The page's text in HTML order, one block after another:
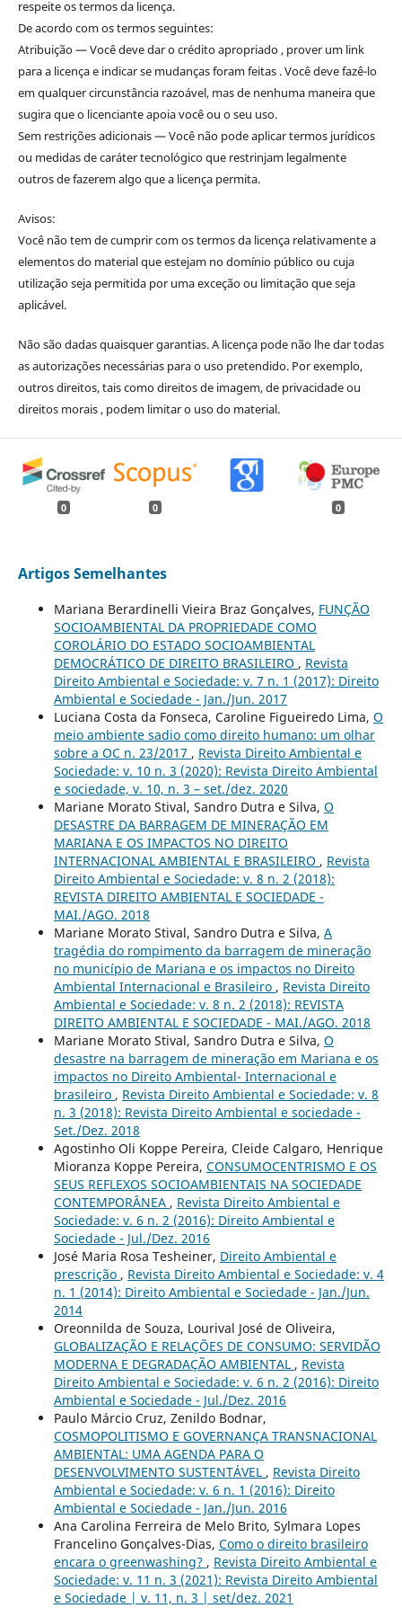
respeite os termos da licença.
De acordo com os termos seguintes:
Atribuição — Você deve dar o crédito apropriado , prover um link
para a licença e indicar se mudanças foram feitas . Você deve fazê-lo
em qualquer circunstância razoável, mas de nenhuma maneira que
sugira que o licenciante apoia você ou o seu uso.
Sem restrições adicionais — Você não pode aplicar termos jurídicos
ou medidas de caráter tecnológico que restrinjam legalmente
outros de fazerem algo que a licença permita.
Avisos:
Você não tem de cumprir com os termos da licença relativamente a
elementos do material que estejam no domínio público ou cuja
utilização seja permitida por uma exceção ou limitação que seja
aplicável.
Não são dadas quaisquer garantias. A licença pode não lhe dar todas
as autorizações necessárias para o uso pretendido. Por exemplo,
outros direitos, tais como direitos de imagem, de privacidade ou
direitos morais , podem limitar o uso do material.
0 0 0
Artigos Semelhantes
Mariana Berardinelli Vieira Braz Gonçalves, FUNÇÃO
SOCIOAMBIENTAL DA PROPRIEDADE COMO
COROLÁRIO DO ESTADO SOCIOAMBIENTAL
DEMOCRÁTICO DE DIREITO BRASILEIRO , Revista
Direito Ambiental e Sociedade: v. 7 n. 1 (2017): Direito
Ambiental e Sociedade - Jan./Jun. 2017
Luciana Costa da Fonseca, Caroline Figueiredo Lima, O
meio ambiente sadio como direito humano: um olhar
sobre a OC n. 23/2017 , Revista Direito Ambiental e
Sociedade: v. 10 n. 3 (2020): Revista Direito Ambiental
e sociedade, v. 10, n. 3 – set./dez. 2020
Mariane Morato Stival, Sandro Dutra e Silva, O
DESASTRE DA BARRAGEM DE MINERAÇÃO EM
MARIANA E OS IMPACTOS NO DIREITO
INTERNACIONAL AMBIENTAL E BRASILEIRO , Revista
Direito Ambiental e Sociedade: v. 8 n. 2 (2018):
REVISTA DIREITO AMBIENTAL E SOCIEDADE -
MAI./AGO. 2018
Mariane Morato Stival, Sandro Dutra e Silva, A
tragédia do rompimento da barragem de mineração
no município de Mariana e os impactos no Direito
Ambiental Internacional e Brasileiro , Revista Direito
Ambiental e Sociedade: v. 8 n. 2 (2018): REVISTA
DIREITO AMBIENTAL E SOCIEDADE - MAI./AGO. 2018
Mariane Morato Stival, Sandro Dutra e Silva, O
desastre na barragem de mineração em Mariana e os
impactos no Direito Ambiental- Internacional e
brasileiro , Revista Direito Ambiental e Sociedade: v. 8
n. 3 (2018): Revista Direito Ambiental e sociedade -
Set./Dez. 2018
Agostinho Oli Koppe Pereira, Cleide Calgaro, Henrique
Mioranza Koppe Pereira, CONSUMOCENTRISMO E OS
SEUS REFLEXOS SOCIOAMBIENTAIS NA SOCIEDADE
CONTEMPORÂNEA , Revista Direito Ambiental e
Sociedade: v. 6 n. 2 (2016): Direito Ambiental e
Sociedade - Jul./Dez. 2016
José Maria Rosa Tesheiner, Direito Ambiental e
prescrição , Revista Direito Ambiental e Sociedade: v. 4
n. 1 (2014): Direito Ambiental e Sociedade - Jan./Jun.
2014
Oreonnilda de Souza, Lourival José de Oliveira,
GLOBALIZAÇÃO E RELAÇÕES DE CONSUMO: SERVIDÃO
MODERNA E DEGRADAÇÃO AMBIENTAL , Revista
Direito Ambiental e Sociedade: v. 6 n. 2 (2016): Direito
Ambiental e Sociedade - Jul./Dez. 2016
Paulo Márcio Cruz, Zenildo Bodnar,
COSMOPOLITISMO E GOVERNANÇA TRANSNACIONAL
AMBIENTAL: UMA AGENDA PARA O
DESENVOLVIMENTO SUSTENTÁVEL , Revista Direito
Ambiental e Sociedade: v. 6 n. 1 (2016): Direito
Ambiental e Sociedade - Jan./Jun. 2016
Ana Carolina Ferreira de Melo Brito, Sylmara Lopes
Francelino Gonçalves-Dias, Como o direito brasileiro
encara o greenwashing? , Revista Direito Ambiental e
Sociedade: v. 11 n. 3 (2021): Revista Direito Ambiental
e Sociedade | v. 11, n. 3 | set/dez. 2021